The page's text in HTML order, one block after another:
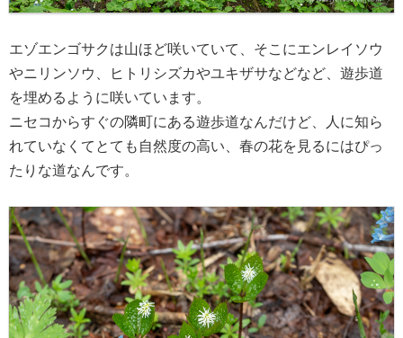
エゾエンゴサクは山ほど咲いていて、そこにエンレイソウ
やニリンソウ、ヒトリシズカやユキザサなどなど、遊歩道
を埋めるように咲いています。
ニセコからすぐの隣町にある遊歩道なんだけど、人に知ら
れていなくてとても自然度の高い、春の花を見るにはぴっ
たりな道なんです。